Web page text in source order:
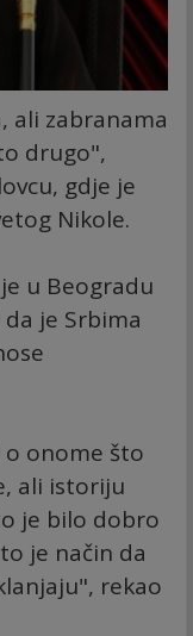
ali zabranama
drugo",
gdje je
Nikole.
u Beogradu
je Srbima
onome što
ali istoriju
je bilo dobro
je način da
rekao